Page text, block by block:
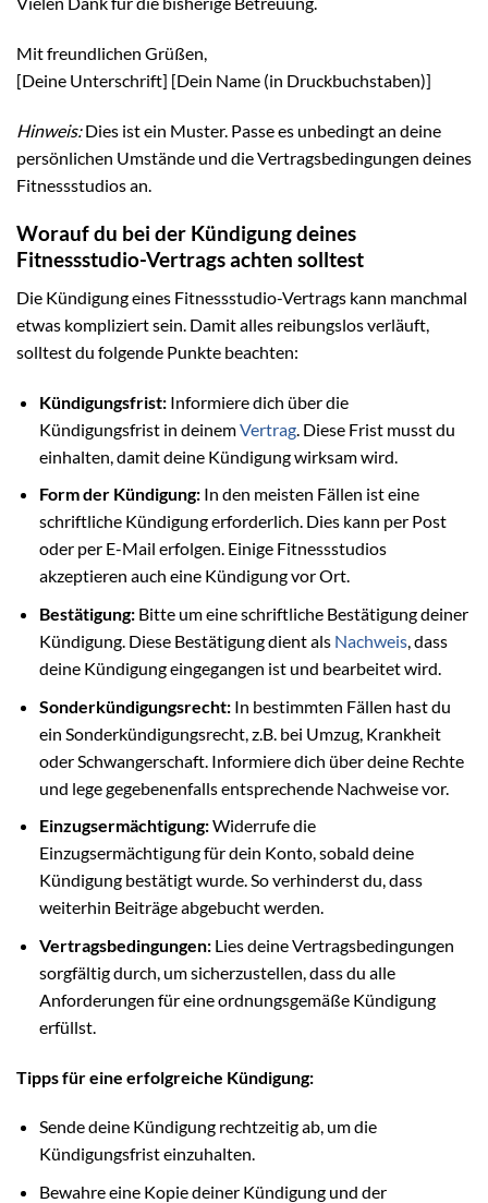
Mit freundlichen Grüßen,
[Deine Unterschrift] [Dein Name (in Druckbuchstaben)]
Hinweis:Dies ist ein Muster. Passe es unbedingt an deine
persönlichen Umstände und die Vertragsbedingungen deines
Fitnessstudios an.
Worauf du bei der Kündigung deines
Fitnessstudio-Vertrags achten solltest
Die Kündigung eines Fitnessstudio-Vertrags kann manchmal
etwas kompliziert sein. Damit alles reibungslos verläuft,
solltest du folgende Punkte beachten:
Kündigungsfrist:Informiere dich über die
Kündigungsfrist in deinemVertrag. Diese Frist musst du
einhalten, damit deine Kündigung wirksam wird.
Form der Kündigung:In den meisten Fällen ist eine
schriftliche Kündigung erforderlich. Dies kann per Post
oder per E-Mail erfolgen. Einige Fitnessstudios
akzeptieren auch eine Kündigung vor Ort.
Bestätigung:Bitte um eine schriftliche Bestätigung deiner
Kündigung. Diese Bestätigung dient als Nachweis, dass
deine Kündigung eingegangen ist und bearbeitet wird.
Sonderkündigungsrecht:In bestimmten Fällen hast du
ein Sonderkündigungsrecht, z.B. bei Umzug, Krankheit
oder Schwangerschaft. Informiere dich über deine Rechte
und lege gegebenenfalls entsprechende Nachweise vor.
Einzugsermächtigung:Widerrufe die
Einzugsermächtigung für dein Konto, sobald deine
Kündigung bestätigt wurde. So verhinderst du, dass
weiterhin Beiträge abgebucht werden.
Vertragsbedingungen:Lies deine Vertragsbedingungen
sorgfältig durch, um sicherzustellen, dass du alle
Anforderungen für eine ordnungsgemäße Kündigung
erfüllst.
Tipps für eine erfolgreiche Kündigung:
Sende deine Kündigung rechtzeitig ab, um die
Kündigungsfrist einzuhalten.
Bewahre eine Kopie deiner Kündigung und der